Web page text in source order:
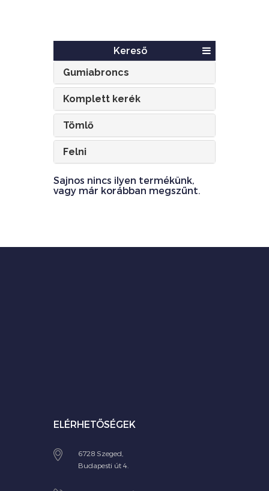
Kereső
Gumiabroncs
Komplett kerék
Tömlő
Felni
Sajnos nincs ilyen termékünk,
vagy már korábban megszűnt.
ELÉRHETŐSÉGEK
6728 Szeged,
Budapesti út 4.